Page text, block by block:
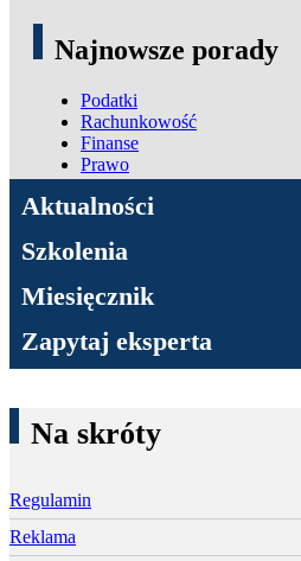
Najnowsze porady
Podatki
Rachunkowość
Finanse
Prawo
ADN Podatki
Aktualności
Szkolenia
Miesięcznik
Zapytaj eksperta
Na skróty
Regulamin
Reklama